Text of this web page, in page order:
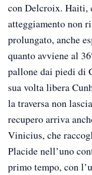
con Delcroix. Haiti,
atteggiamento non
prolungato, anche
quanto avviene al
pallone dai piedi di
sua volta libera
la traversa non
recupero arriva
Vinicius, che
Placide nell’uno
primo tempo, con